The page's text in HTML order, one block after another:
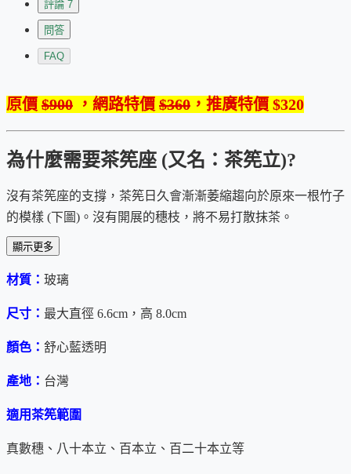
評論 7
問答
FAQ
原價 $900 ，網路特價 $360 ，推廣特價 $320
為什麼需要茶筅座 (又名：茶筅立)?
沒有茶筅座的支撐，茶筅日久會漸漸萎縮趨向於原來一根竹子
的模樣 (下圖)。沒有開展的穗枝，將不易打散抹茶。
茶筅洗完後須展開倒立，以加速乾燥，避免內部積水發霉而影
響健康。
顯示更多
材質： 玻璃
尺寸： 最大直徑 6.6cm，高 8.0cm
顏色： 舒心藍透明
產地： 台灣
適用茶筅範圍
真數穗、八十本立、百本立、百二十本立等